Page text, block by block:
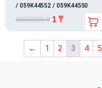
/ 059K44552 / 059K44550
9999999₸ 1 ₸
← 1 2 3 4 5